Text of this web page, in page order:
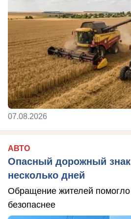
07.08.2026
АВТО
Опасный дорожный
несколько дней
Обращение жителей помогло
безопаснее